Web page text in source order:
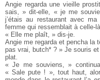
Angie regarda une vieille
sais, » dit-elle, « je me
j’étais au restaurant avec
femme qui ressemblait à celle-
« Elle me plaît, » dis-je.
Angie me regarda et pencha la
pas vrai, butch* ? » Je souris
plat.
« Je me souviens, »
« Sale pute ! », tout haut,